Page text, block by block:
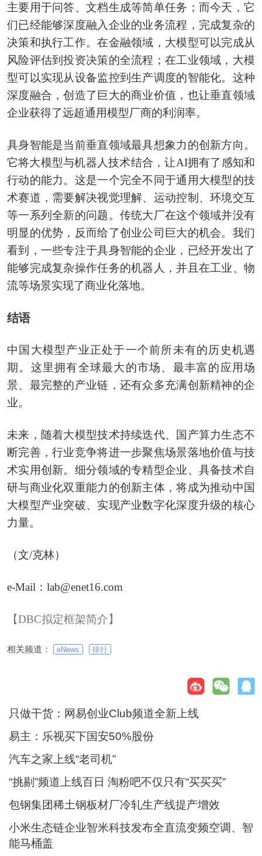
主要用于问答、文档生成等简单任务；而今天，它
们已经能够深度融入企业的业务流程，完成复杂的
决策和执行工作。在金融领域，大模型可以完成从
风险评估到投资决策的全流程；在工业领域，大模
型可以实现从设备监控到生产调度的智能化。这种
深度融合，创造了巨大的商业价值，也让垂直领域
企业获得了远超通用模型厂商的利润率。
具身智能是当前垂直领域最具想象力的创新方向。
它将大模型与机器人技术结合，让AI拥有了感知和
行动的能力。这是一个完全不同于通用大模型的技
术赛道，需要解决视觉理解、运动控制、环境交互
等一系列全新的问题。传统大厂在这个领域并没有
明显的优势，反而给了创业公司巨大的机会。我们
看到，一些专注于具身智能的企业，已经开发出了
能够完成复杂操作任务的机器人，并且在工业、物
流等场景实现了商业化落地。
结语
中国大模型产业正处于一个前所未有的历史机遇
期。这里拥有全球最大的市场、最丰富的应用场
景、最完整的产业链，还有众多充满创新精神的企
业。
未来，随着大模型技术持续迭代、国产算力生态不
断完善，行业竞争将进一步聚焦场景落地价值与技
术实用创新。细分领域的专精型企业、具备技术自
研与商业化双重能力的创新主体，将成为推动中国
大模型产业突破、实现产业数字化深度升级的核心
力量。
（文/克林）
e-Mail：lab@enet16.com
【DBC拟定框架简介】
相关频道： eNews 排行
只做干货：网易创业Club频道全新上线
易主：乐视买下国安50%股份
汽车之家上线“老司机”
“挑剔”频道上线百日 淘粉吧不仅只有“买买买”
包钢集团稀土钢板材厂冷轧生产线提产增效
小米生态链企业智米科技发布全直流变频空调、智
能马桶盖